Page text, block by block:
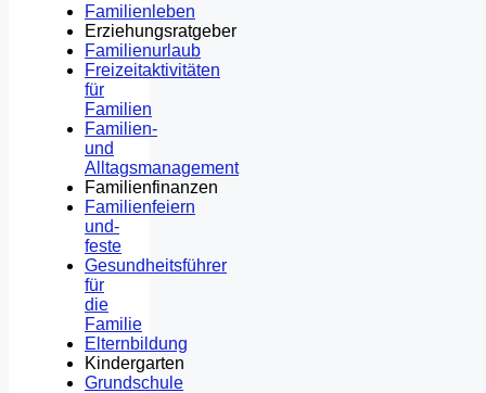
Familienleben
Erziehungsratgeber
Familienurlaub
Freizeitaktivitäten
für
Familien
Familien-
und
Alltagsmanagement
Familienfinanzen
Familienfeiern
und-
feste
Gesundheitsführer
für
die
Familie
Elternbildung
Kindergarten
Grundschule